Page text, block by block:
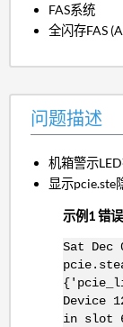
FAS系统
全闪存FAS
问题描述
机箱警示
显示pcie.ste
示例1 错
Sat Dec
Device
in slot